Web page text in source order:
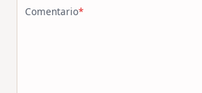
Comentario*